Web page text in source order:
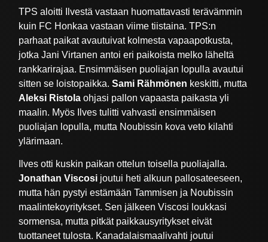
TPS aloitti Ilvestä vastaan huomattavasti terävämmin
kuin FC Honkaa vastaan viime tiistaina. TPS:n
parhaat paikat avautuivat kolmesta vapaapotkusta,
jotka Jani Virtanen antoi eri paikoista melko läheltä
rankkarirajaa. Ensimmäisen puoliajan lopulla avautui
sitten se loistopaikka.Sami Rähmönen keskitti, mutta
Aleksi Ristolaohjasi pallon vapaasta paikasta yli
maalin. Myös Ilves tulitti vahvasti ensimmäisen
puoliajan lopulla, mutta Noubissin kova veto kilahti
ylärimaan.
Ilves otti kuskin paikan ottelun toisella puoliajalla.
Jonathan Viscosi joutui heti alkuun pallosateeseen,
mutta hän pystyi estämään Tammisen ja Noubissin
maalintekoyritykset. Sen jälkeen Viscosi loukkasi
sormensa, mutta pitkät paikkausyritykset eivät
tuottaneet tulosta. Kanadalaismaalivahti joutui